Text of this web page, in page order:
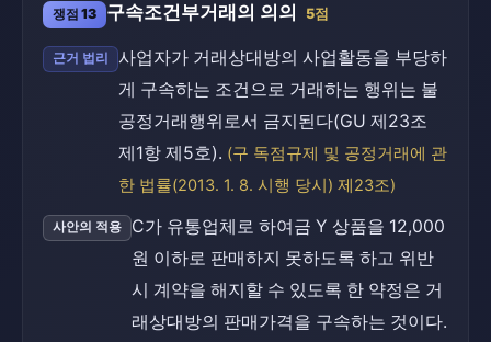
쟁점 13 구속조건부거래의 의의 5점
근거 법리
사업자가 거래상대방의 사업활동을 부당하
게 구속하는 조건으로 거래하는 행위는 불
공정거래행위로서 금지된다(GU 제23조
제1항 제5호). (구 독점규제 및 공정거래에 관
한 법률(2013. 1. 8. 시행 당시) 제23조)
사안의 적용
C가 유통업체로 하여금 Y 상품을 12,000
원 이하로 판매하지 못하도록 하고 위반
시 계약을 해지할 수 있도록 한 약정은 거
래상대방의 판매가격을 구속하는 것이다.